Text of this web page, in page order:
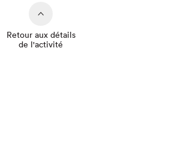
Que cherchez-vous?
Retour aux détails
de l'activité